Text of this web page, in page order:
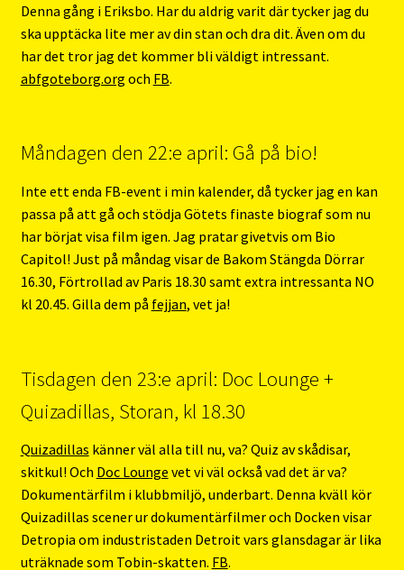
Denna gång i Eriksbo. Har du aldrig varit där tycker jag du
ska upptäcka lite mer av din stan och dra dit. Även om du
har det tror jag det kommer bli väldigt intressant.
abfgoteborg.org och FB.
Måndagen den 22:e april: Gå på bio!
Inte ett enda FB-event i min kalender, då tycker jag en kan
passa på att gå och stödja Götets finaste biograf som nu
har börjat visa film igen. Jag pratar givetvis om Bio
Capitol! Just på måndag visar de Bakom Stängda Dörrar
16.30, Förtrollad av Paris 18.30 samt extra intressanta NO
kl 20.45. Gilla dem på fejjan, vet ja!
Tisdagen den 23:e april: Doc Lounge +
Quizadillas, Storan, kl 18.30
Quizadillas känner väl alla till nu, va? Quiz av skådisar,
skitkul! Och Doc Lounge vet vi väl också vad det är va?
Dokumentärfilm i klubbmiljö, underbart. Denna kväll kör
Quizadillas scener ur dokumentärfilmer och Docken visar
Detropia om industristaden Detroit vars glansdagar är lika
uträknade som Tobin-skatten. FB.